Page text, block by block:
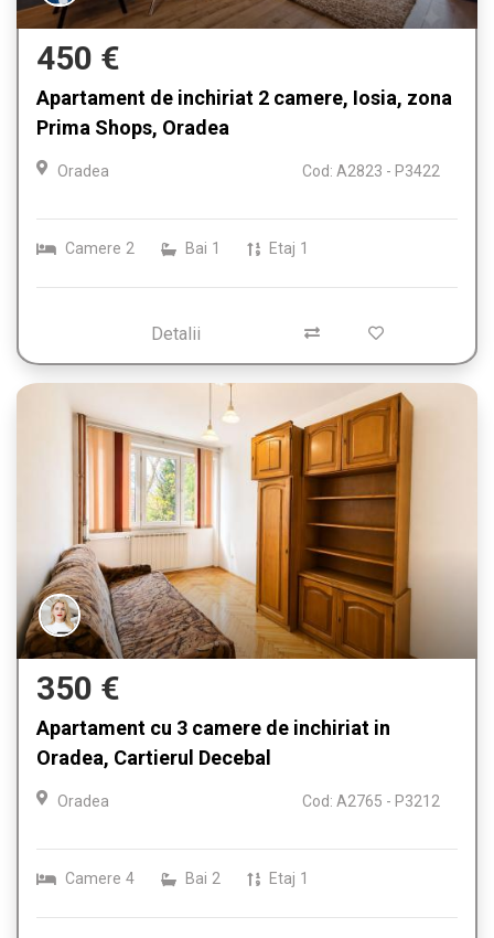
450 €
Apartament de inchiriat 2 camere, Iosia, zona
Prima Shops, Oradea
Oradea Cod: A2823 - P3422
Camere 2 Bai 1 Etaj 1
Detalii
350 €
Apartament cu 3 camere de inchiriat in
Oradea, Cartierul Decebal
Oradea Cod: A2765 - P3212
Camere 4 Bai 2 Etaj 1